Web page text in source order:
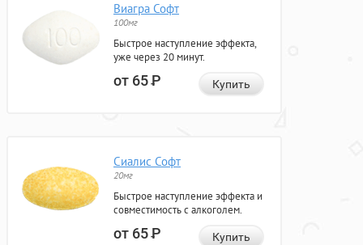
Виагра Софт
100мг
Быстрое наступление эффекта,
уже через 20 минут.
от 65Р Купить
Сиалис Софт
20мг
Быстрое наступление эффекта и
совместимость с алкоголем.
от 65Р Купить